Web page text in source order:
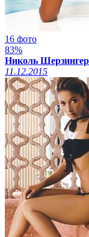
16 фото
83%
Николь Шерзингер
11.12.2015